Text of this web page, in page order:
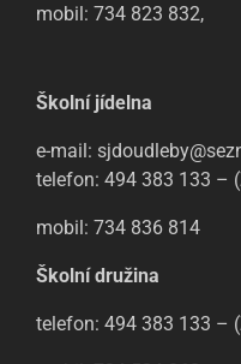
mobil: 734 823 832,
Školní jídelna
e-mail:
telefon: 494 383 133 –
mobil: 734 836 814
Školní družina
telefon: 494 383 133 –